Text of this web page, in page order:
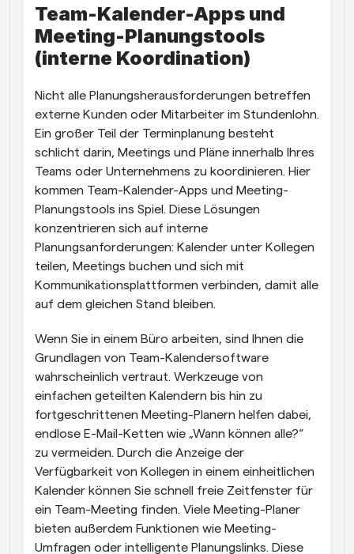
Team-Kalender-Apps und
Meeting-Planungstools
(interne Koordination)
Nicht alle Planungsherausforderungen betreffen
externe Kunden oder Mitarbeiter im Stundenlohn.
Ein großer Teil der Terminplanung besteht
schlicht darin, Meetings und Pläne innerhalb Ihres
Teams oder Unternehmens zu koordinieren. Hier
kommen Team-Kalender-Apps und Meeting-
Planungstools ins Spiel. Diese Lösungen
konzentrieren sich auf interne
Planungsanforderungen: Kalender unter Kollegen
teilen, Meetings buchen und sich mit
Kommunikationsplattformen verbinden, damit alle
auf dem gleichen Stand bleiben.
Wenn Sie in einem Büro arbeiten, sind Ihnen die
Grundlagen von Team-Kalendersoftware
wahrscheinlich vertraut. Werkzeuge von
einfachen geteilten Kalendern bis hin zu
fortgeschrittenen Meeting-Planern helfen dabei,
endlose E-Mail-Ketten wie „Wann können alle?“
zu vermeiden. Durch die Anzeige der
Verfügbarkeit von Kollegen in einem einheitlichen
Kalender können Sie schnell freie Zeitfenster für
ein Team-Meeting finden. Viele Meeting-Planer
bieten außerdem Funktionen wie Meeting-
Umfragen oder intelligente Planungslinks. Diese